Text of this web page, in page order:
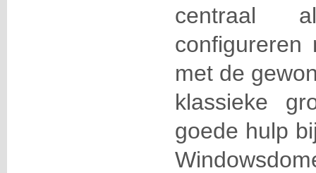
centraal
configureren
met de
klassieke
goede hulp